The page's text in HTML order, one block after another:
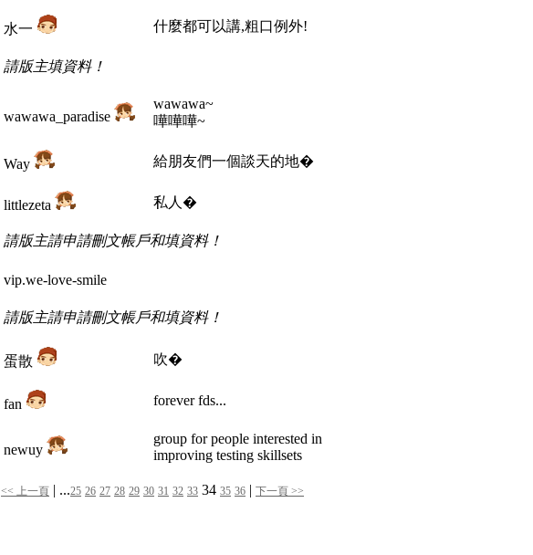
水一 什麼都可以講,粗口例外!
請版主填資料！
wawawa_paradise
wawawa~
嘩嘩嘩~
Way 給朋友們一個談天的地�
littlezeta 私人�
請版主請申請刪文帳戶和填資料！
vip.we-love-smile
請版主請申請刪文帳戶和填資料！
蛋散 吹�
fan forever fds...
newuy
group for people interested in
improving testing skillsets
<< 上一頁 | ...25 26 27 28 29 30 31 32 33 34 35 36 | 下一頁 >>